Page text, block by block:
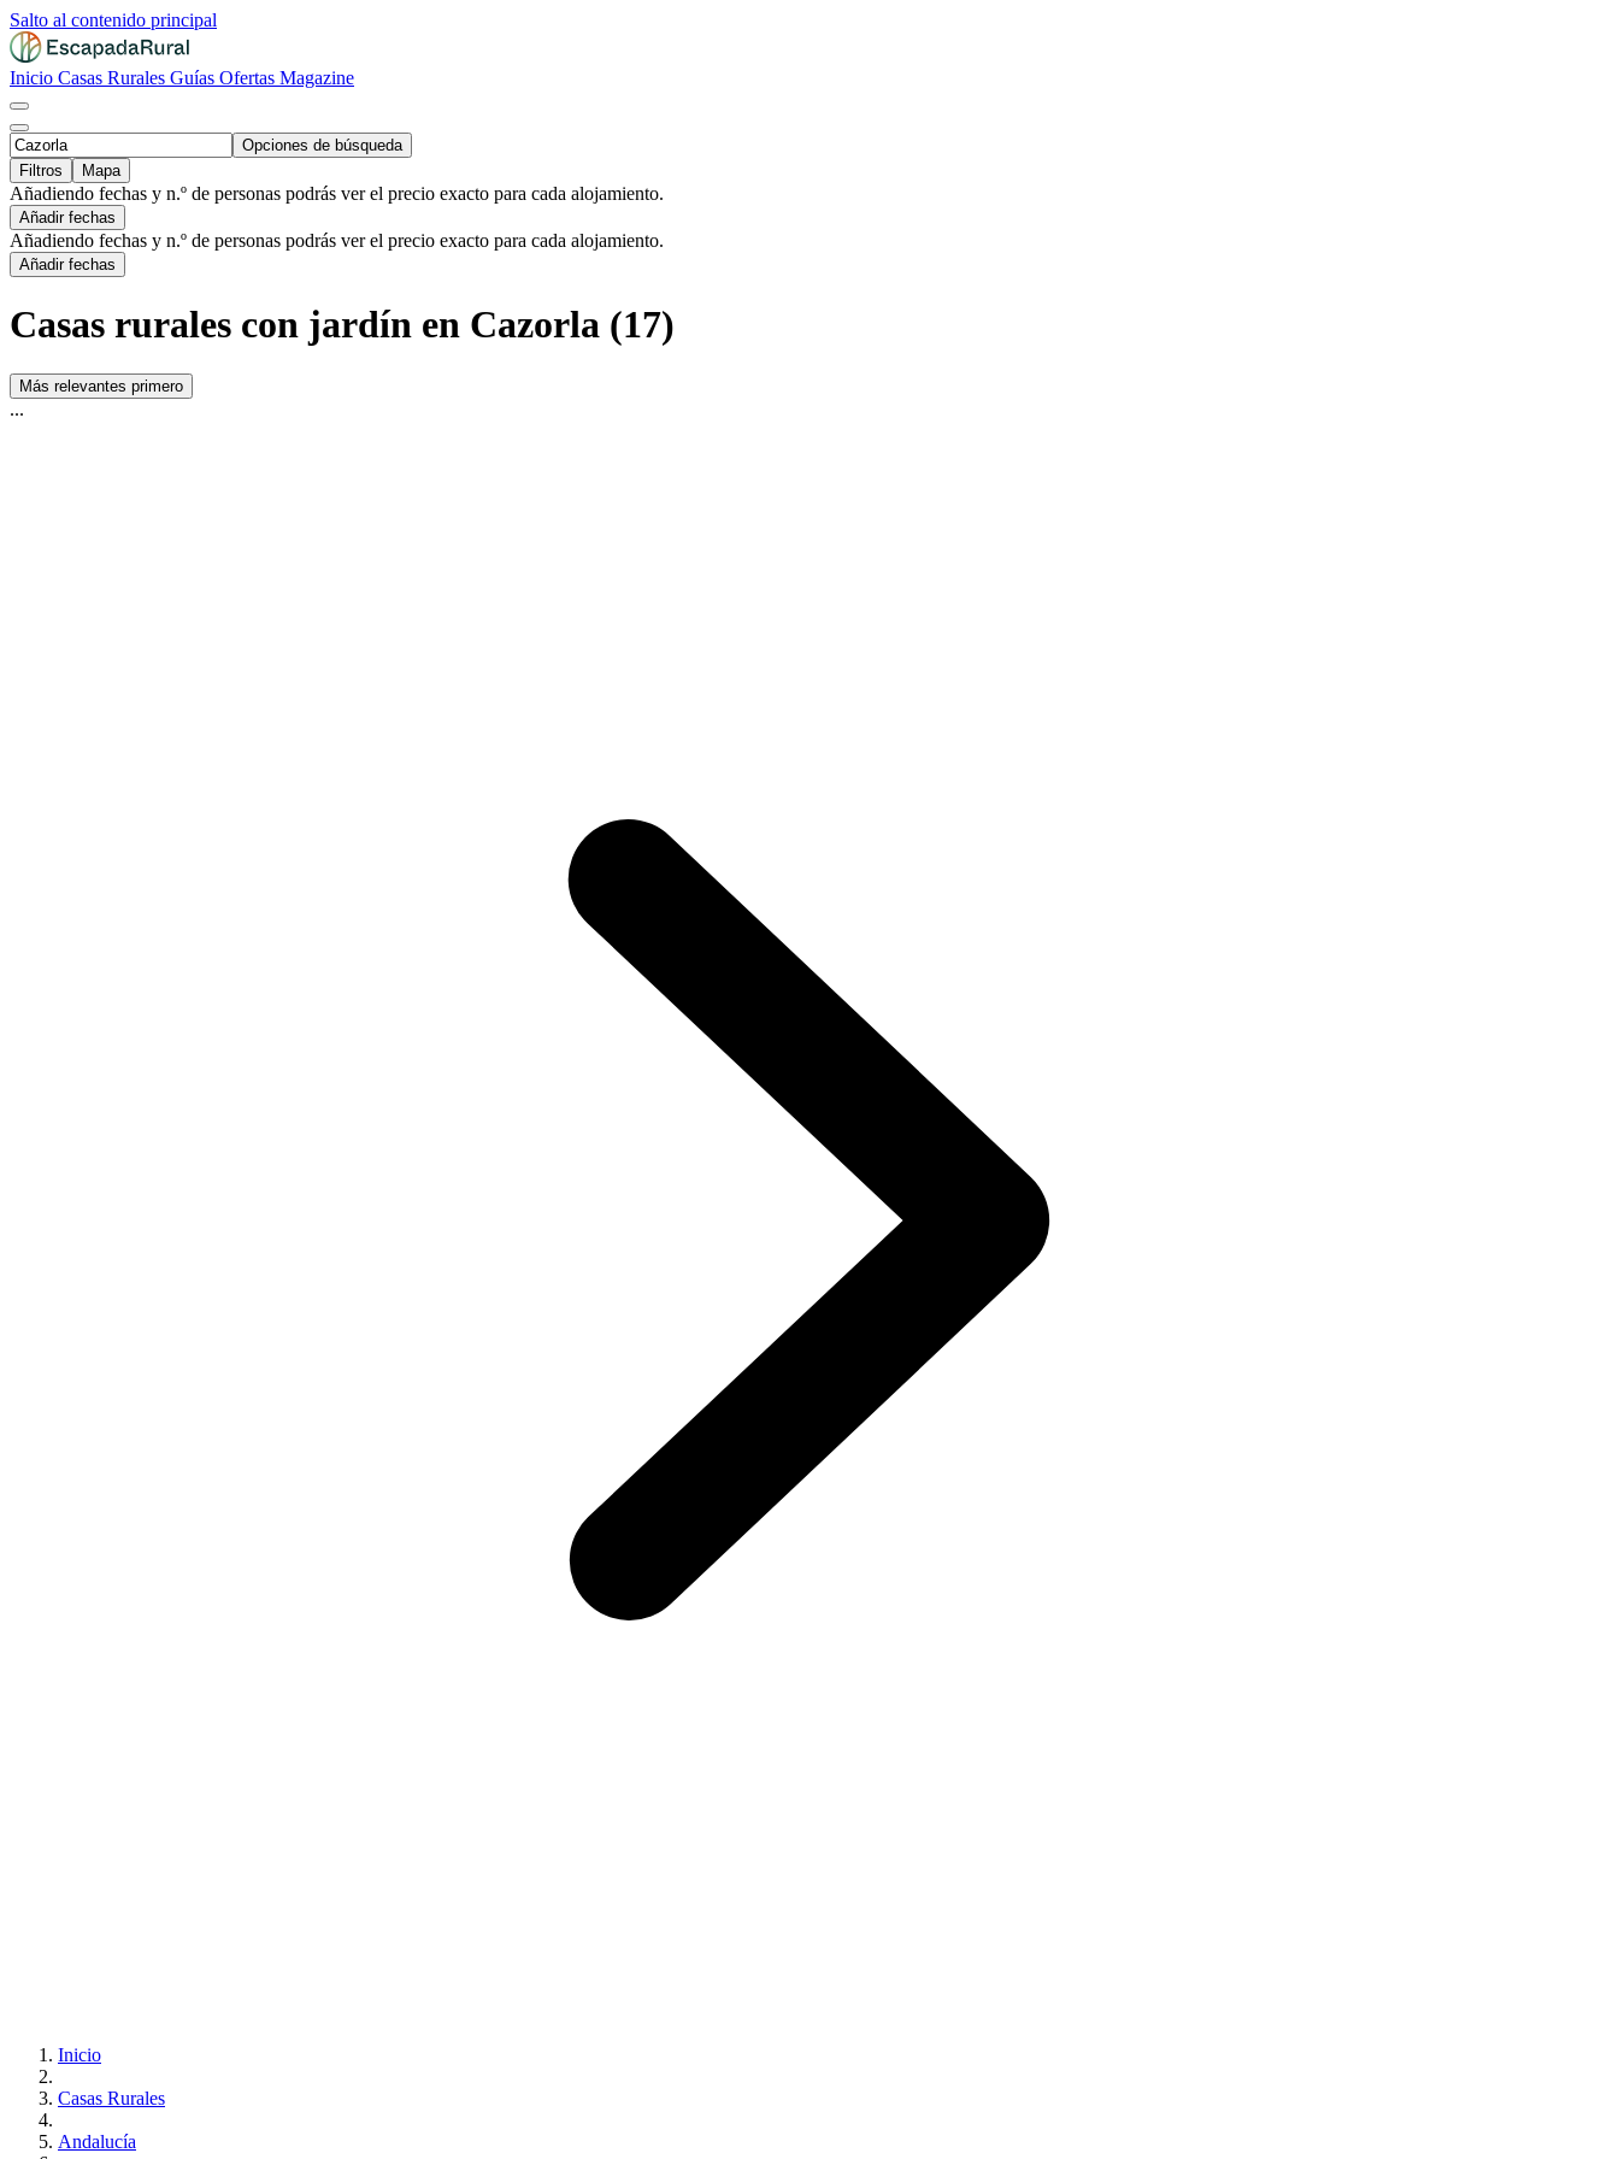
Salto al contenido principal
Inicio Casas Rurales Guías Ofertas Magazine
Opciones de búsqueda
Filtros
Mapa
Añadiendo fechas y n.º de personas podrás ver el precio exacto para cada alojamiento.
Añadir fechas
Añadiendo fechas y n.º de personas podrás ver el precio exacto para cada alojamiento.
Añadir fechas
Casas rurales con jardín en Cazorla (17)
Más relevantes primero
...
Inicio
Casas Rurales
Andalucía